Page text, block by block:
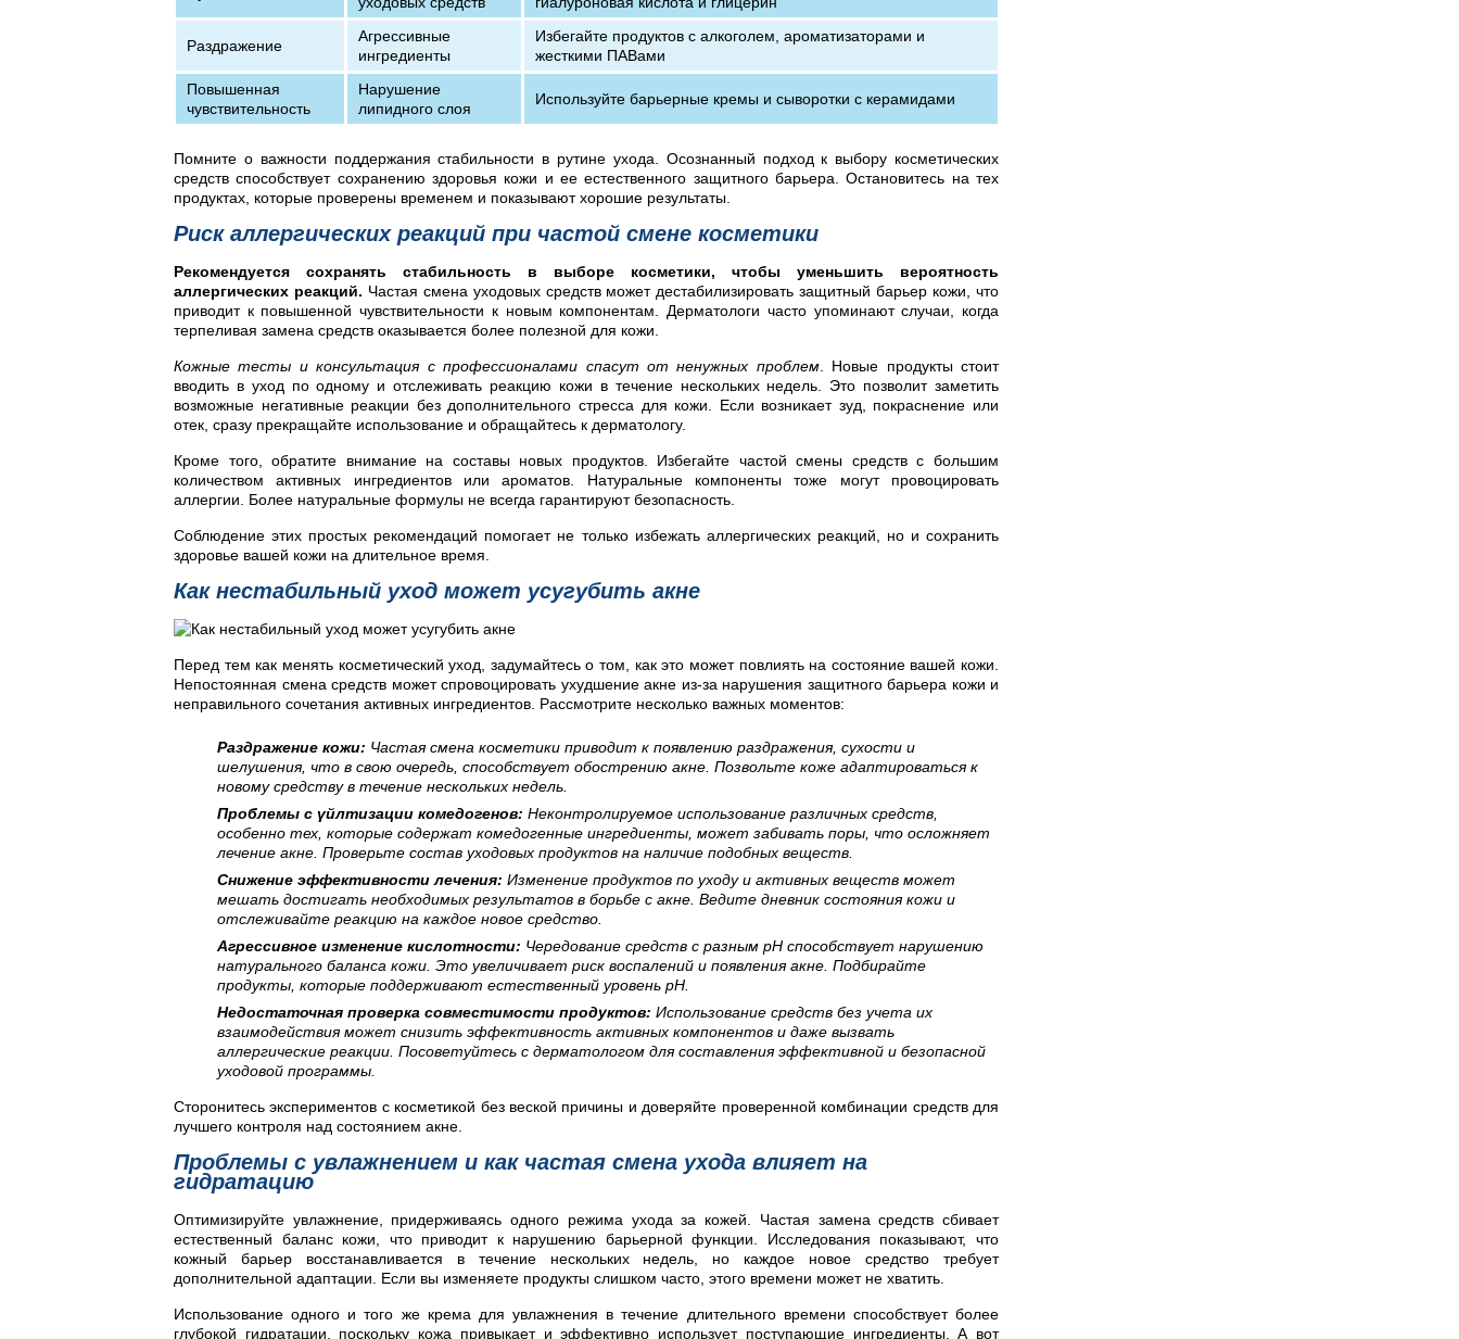
Раздражение
Агрессивные
ингредиенты
Избегайте продуктов с алкоголем, ароматизаторами и
жесткими ПАВами
Повышенная
чувствительность
Нарушение
липидного слоя
Используйте барьерные кремы и сыворотки с керамидами
Помните о важности поддержания стабильности в рутине ухода. Осознанный подход к выбору косметических
средств способствует сохранению здоровья кожи и ее естественного защитного барьера. Остановитесь на тех
продуктах, которые проверены временем и показывают хорошие результаты.
Риск аллергических реакций при частой смене косметики
Рекомендуется сохранять стабильность в выборе косметики, чтобы уменьшить вероятность
аллергических реакций. Частая смена уходовых средств может дестабилизировать защитный барьер кожи, что
приводит к повышенной чувствительности к новым компонентам. Дерматологи часто упоминают случаи, когда
терпеливая замена средств оказывается более полезной для кожи.
Кожные тесты и консультация с профессионалами спасут от ненужных проблем. Новые продукты стоит
вводить в уход по одному и отслеживать реакцию кожи в течение нескольких недель. Это позволит заметить
возможные негативные реакции без дополнительного стресса для кожи. Если возникает зуд, покраснение или
отек, сразу прекращайте использование и обращайтесь к дерматологу.
Кроме того, обратите внимание на составы новых продуктов. Избегайте частой смены средств с большим
количеством активных ингредиентов или ароматов. Натуральные компоненты тоже могут провоцировать
аллергии. Более натуральные формулы не всегда гарантируют безопасность.
Соблюдение этих простых рекомендаций помогает не только избежать аллергических реакций, но и сохранить
здоровье вашей кожи на длительное время.
Как нестабильный уход может усугубить акне
Перед тем как менять косметический уход, задумайтесь о том, как это может повлиять на состояние вашей кожи.
Непостоянная смена средств может спровоцировать ухудшение акне из-за нарушения защитного барьера кожи и
неправильного сочетания активных ингредиентов. Рассмотрите несколько важных моментов:
Раздражение кожи: Частая смена косметики приводит к появлению раздражения, сухости и
шелушения, что в свою очередь, способствует обострению акне. Позвольте коже адаптироваться к
новому средству в течение нескольких недель.
Проблемы с үйлтизации комедогенов: Неконтролируемое использование различных средств,
особенно тех, которые содержат комедогенные ингредиенты, может забивать поры, что осложняет
лечение акне. Проверьте состав уходовых продуктов на наличие подобных веществ.
Снижение эффективности лечения: Изменение продуктов по уходу и активных веществ может
мешать достигать необходимых результатов в борьбе с акне. Ведите дневник состояния кожи и
отслеживайте реакцию на каждое новое средство.
Агрессивное изменение кислотности: Чередование средств с разным pH способствует нарушению
натурального баланса кожи. Это увеличивает риск воспалений и появления акне. Подбирайте
продукты, которые поддерживают естественный уровень pH.
Недостаточная проверка совместимости продуктов: Использование средств без учета их
взаимодействия может снизить эффективность активных компонентов и даже вызвать
аллергические реакции. Посоветуйтесь с дерматологом для составления эффективной и безопасной
уходовой программы.
Сторонитесь экспериментов с косметикой без веской причины и доверяйте проверенной комбинации средств для
лучшего контроля над состоянием акне.
Проблемы с увлажнением и как частая смена ухода влияет на
гидратацию
Оптимизируйте увлажнение, придерживаясь одного режима ухода за кожей. Частая замена средств сбивает
естественный баланс кожи, что приводит к нарушению барьерной функции. Исследования показывают, что
кожный барьер восстанавливается в течение нескольких недель, но каждое новое средство требует
дополнительной адаптации. Если вы изменяете продукты слишком часто, этого времени может не хватить.
Использование одного и того же крема для увлажнения в течение длительного времени способствует более
глубокой гидратации, поскольку кожа привыкает и эффективно использует поступающие ингредиенты. А вот